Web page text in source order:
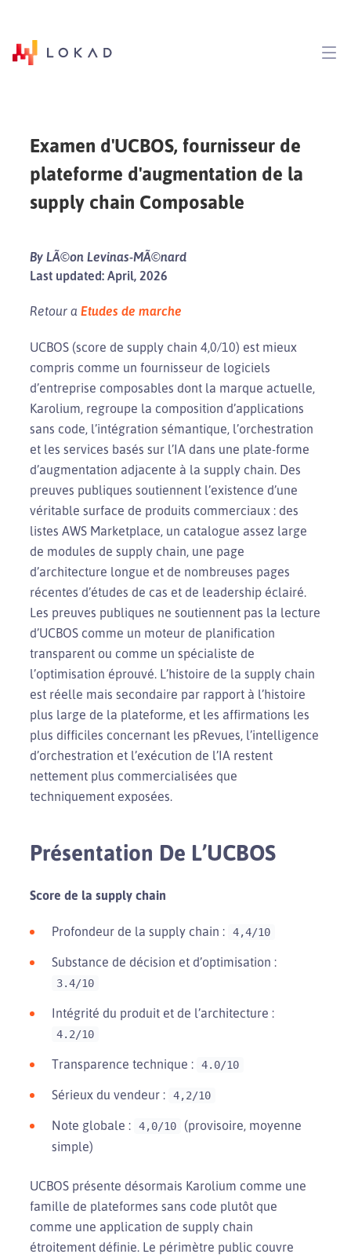
Examen d'UCBOS, fournisseur de
plateforme d'augmentation de la
supply chain Composable
By LÃ©on Levinas-MÃ©nard
Last updated: April, 2026
Retour a Etudes de marche
UCBOS (score de supply chain 4,0/10) est mieux
compris comme un fournisseur de logiciels
d’entreprise composables dont la marque actuelle,
Karolium, regroupe la composition d’applications
sans code, l’intégration sémantique, l’orchestration
et les services basés sur l’IA dans une plate-forme
d’augmentation adjacente à la supply chain. Des
preuves publiques soutiennent l’existence d’une
véritable surface de produits commerciaux : des
listes AWS Marketplace, un catalogue assez large
de modules de supply chain, une page
d’architecture longue et de nombreuses pages
récentes d’études de cas et de leadership éclairé.
Les preuves publiques ne soutiennent pas la lecture
d’UCBOS comme un moteur de planification
transparent ou comme un spécialiste de
l’optimisation éprouvé. L’histoire de la supply chain
est réelle mais secondaire par rapport à l’histoire
plus large de la plateforme, et les affirmations les
plus difficiles concernant les pRevues, l’intelligence
d’orchestration et l’exécution de l’IA restent
nettement plus commercialisées que
techniquement exposées.
Présentation De L’UCBOS
Score de la supply chain
Profondeur de la supply chain : 4,4/10
Substance de décision et d’optimisation :
3.4/10
Intégrité du produit et de l’architecture :
4.2/10
Transparence technique : 4.0/10
Sérieux du vendeur : 4,2/10
Note globale : 4,0/10
(provisoire, moyenne
simple)
UCBOS présente désormais Karolium comme une
famille de plateformes sans code plutôt que
comme une application de supply chain
étroitement définie. Le périmètre public couvre